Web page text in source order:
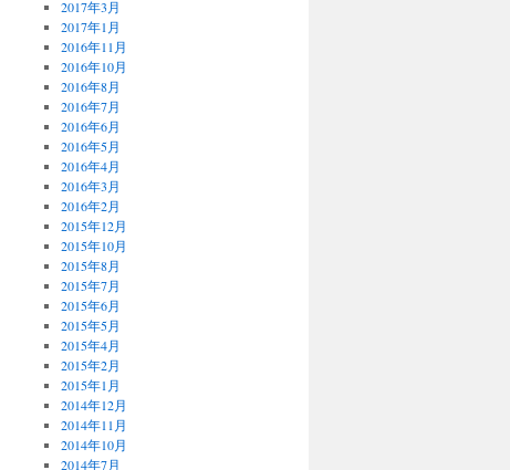
2017年3月
2017年1月
2016年11月
2016年10月
2016年8月
2016年7月
2016年6月
2016年5月
2016年4月
2016年3月
2016年2月
2015年12月
2015年10月
2015年8月
2015年7月
2015年6月
2015年5月
2015年4月
2015年2月
2015年1月
2014年12月
2014年11月
2014年10月
2014年7月